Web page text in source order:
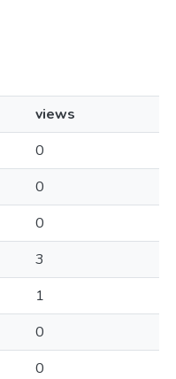
views
0
0
0
3
1
0
0